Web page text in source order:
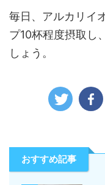
毎日、アルカリイ
プ10杯程度摂取し
しょう。
おすすめ記事